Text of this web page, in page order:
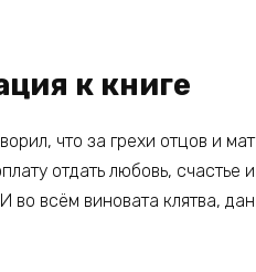
к книге
что за грехи отцов и
отдать любовь,
во всём виновата клятва,